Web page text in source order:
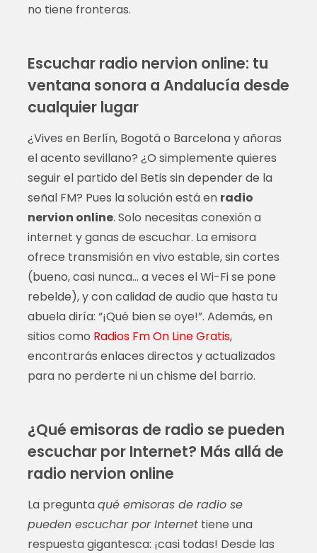
no tiene fronteras.
Escuchar radio nervion online: tu
ventana sonora a Andalucía desde
cualquier lugar
¿Vives en Berlín, Bogotá o Barcelona y añoras
el acento sevillano? ¿O simplemente quieres
seguir el partido del Betis sin depender de la
señal FM? Pues la solución está en radio
nervion online. Solo necesitas conexión a
internet y ganas de escuchar. La emisora
ofrece transmisión en vivo estable, sin cortes
(bueno, casi nunca… a veces el Wi-Fi se pone
rebelde), y con calidad de audio que hasta tu
abuela diría: “¡Qué bien se oye!”. Además, en
sitios como Radios Fm On Line Gratis,
encontrarás enlaces directos y actualizados
para no perderte ni un chisme del barrio.
¿Qué emisoras de radio se pueden
escuchar por Internet? Más allá de
radio nervion online
La preguntaqué emisoras de radio se
pueden escuchar por Internettiene una
respuesta gigantesca: ¡casi todas! Desde las